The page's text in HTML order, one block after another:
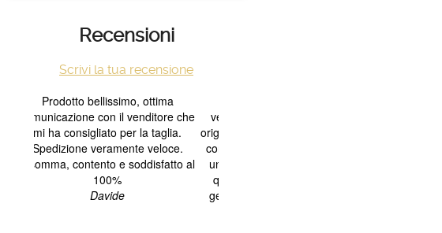
Recensioni
Scrivi la tua recensione